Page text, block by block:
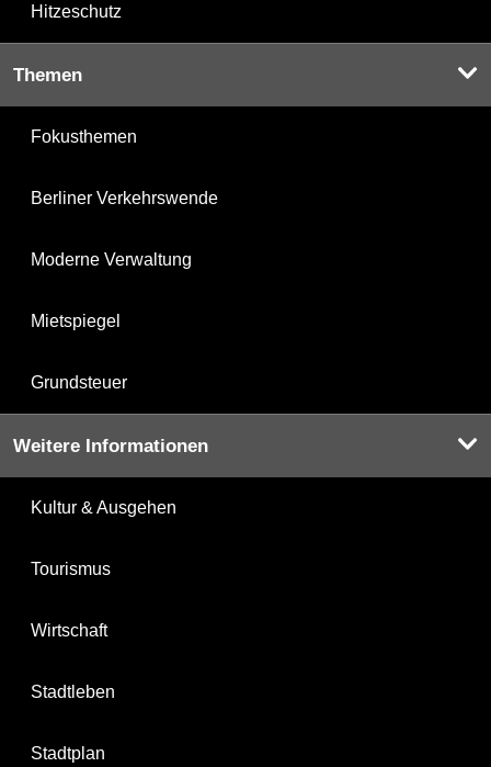
Hitzeschutz
Themen
Fokusthemen
Berliner Verkehrswende
Moderne Verwaltung
Mietspiegel
Grundsteuer
Weitere Informationen
Kultur & Ausgehen
Tourismus
Wirtschaft
Stadtleben
Stadtplan